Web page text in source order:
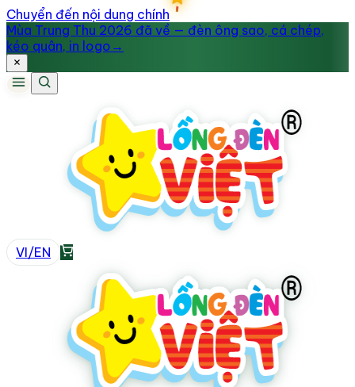
Chuyển đến nội dung chính
Mùa Trung Thu 2026 đã về — đèn ông sao, cá chép,
kéo quân, in logo →
VI/EN